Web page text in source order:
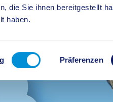
die Sie ihnen bereitgestellt
haben.
Präferenzen